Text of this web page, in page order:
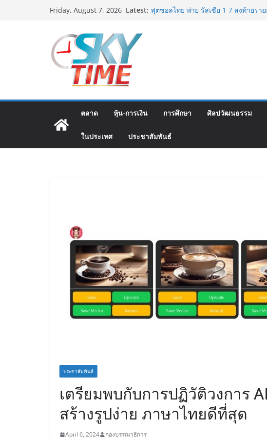
Friday, August 7, 2026 Latest: มทร.กรุงเทพ โต้ข่าวเท็จยันดำเนินงา
เส้นทางจาการ์ตา-กรุงเทพฯ เสริม Air
คุณภาพจากอินโดนีเซีย เริ่มเที่ยวแรก
ม.วลัยลักษณ์ จับมือ รพ.กรุงเทพสิริโรจ
ตลาด หุ้น-การเงิน การศึกษา ศิลปวัฒนธรรม
ในประเทศ ประชาสัมพันธ์
ประชาสัมพันธ์
เตรียมพบกับการปฏิวัติวงการ
สร้างรูปง่าย ภาษาไทยดีที่สุด
April 6, 2024 กองบรรณาธิการ